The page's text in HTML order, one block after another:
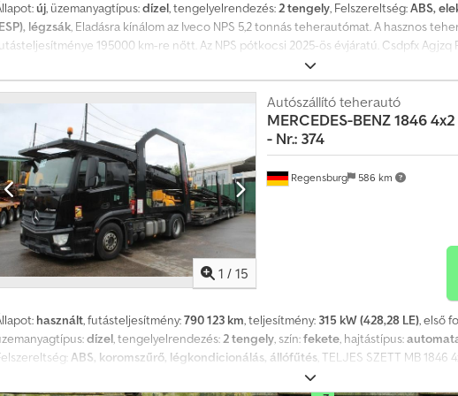
új, üzemanyagtípus:dízel, tengelyelrendezés:2 tengely, Felszereltség:ABS,
légzsák, Eladásra kínálom az Iveco NPS 5,2 tonnás teherautómat. A hasznos
195000 km-re nőtt. Az NPS pótkocsi 2025-ös évjáratú. Csdpfx Agjzq
1 / 15
Regensburg 586 km
Autószállító teherautó
MERCEDES-BENZ1846
- Nr.: 374
használt, futásteljesítmény:790 123 km, teljesítmény: 315 kW (428,28 LE), első
dízel, tengelyelrendezés:2 tengely, szín:fekete, hajtástípus:
ABS, koromszűrő, légkondicionálás, állófűtés, TELJES SZETT MB 1846
LOHR EZ pótkocsi, gyártási idő: 2006.06.01. Járműazonosító szám: MERCEDES –
i
ó
é
r
d
e
k
l
ő
ő
a
s